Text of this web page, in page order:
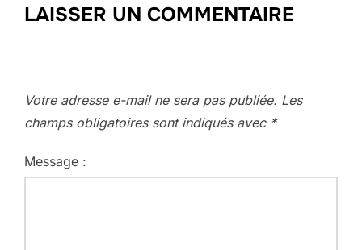
LAISSER UN COMMENTAIRE
Votre adresse e-mail ne sera pas publiée. Les
champs obligatoires sont indiqués avec *
Message :